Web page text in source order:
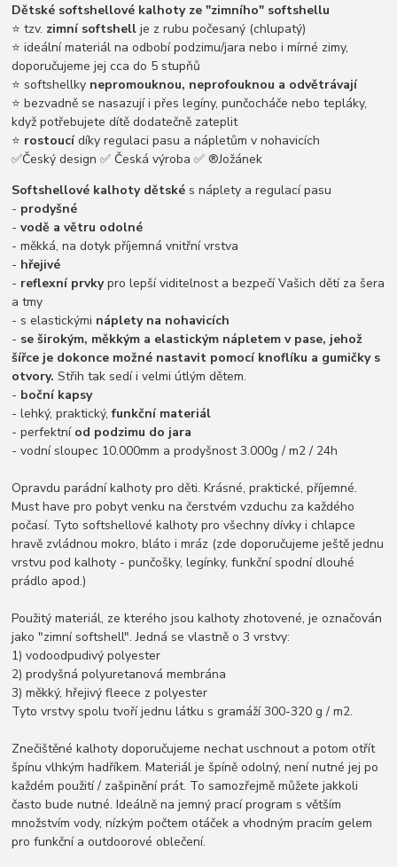
Dětské softshellové kalhoty ze "zimního" softshellu
⭐ tzv. zimní softshellje z rubu počesaný (chlupatý)
⭐ ideální materiál na odbobí podzimu/jara nebo i mírné zimy,
doporučujeme jej cca do 5 stupňů
⭐ softshellky nepromouknou, neprofouknou a odvětrávají
⭐ bezvadně se nasazují i přes legíny, punčocháče nebo tepláky,
když potřebujete dítě dodatečně zateplit
⭐ rostoucídíky regulaci pasu a nápletům v nohavicích
✅Český design ✅ Česká výroba ✅ ®Jožánek
Softshellové kalhoty dětské s náplety a regulací pasu
- prodyšné
-vodě a větru odolné
- měkká, na dotyk příjemná vnitřní vrstva
- hřejivé
- reflexní prvkypro lepší viditelnost a bezpečí Vašich dětí za šera
a tmy
- s elastickými náplety na nohavicích
- se širokým, měkkým a elastickým nápletem v pase, jehož
šířce je dokonce možné nastavit pomocí knoflíku a gumičky s
otvory. Střih tak sedí i velmi útlým dětem.
- boční kapsy
- lehký, praktický,funkční materiál
- perfektní od podzimu do jara
- vodní sloupec 10.000mm a prodyšnost 3.000g / m2 / 24h
Opravdu parádní kalhoty pro děti. Krásné, praktické, příjemné.
Must have pro pobyt venku na čerstvém vzduchu za každého
počasí. Tyto softshellové kalhoty pro všechny dívky i chlapce
hravě zvládnou mokro, bláto i mráz (zde doporučujeme ještě jednu
vrstvu pod kalhoty - punčošky, legínky, funkční spodní dlouhé
prádlo apod.)
Použitý materiál, ze kterého jsou kalhoty zhotovené, je označován
jako "zimní softshell". Jedná se vlastně o 3 vrstvy:
1) vodoodpudivý polyester
2) prodyšná polyuretanová membrána
3) měkký, hřejivý fleece z polyester
Tyto vrstvy spolu tvoří jednu látku s gramáží 300-320 g / m2.
Znečištěné kalhoty doporučujeme nechat uschnout a potom otřít
špínu vlhkým hadříkem. Materiál je špíně odolný, není nutné jej po
každém použití / zašpinění prát. To samozřejmě můžete jakkoli
často bude nutné. Ideálně na jemný prací program s větším
množstvím vody, nízkým počtem otáček a vhodným pracím gelem
pro funkční a outdoorové oblečení.